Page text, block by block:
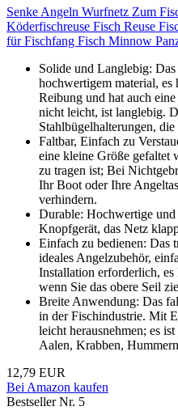
Senke Angeln Wurfnetz Zum
Köderfischreuse Fisch Reuse
für Fischfang Fisch Minnow
Solide und Langlebig: Das
hochwertigem material, es
Reibung und hat auch
nicht leicht, ist langlebig.
Stahlbügelhalterungen,
Faltbar, Einfach zu
eine kleine Größe gefaltet
zu tragen ist; Bei
Ihr Boot oder Ihre
verhindern.
Durable: Hochwertige
Knopfgerät, das Netz
Einfach zu bedienen: Das
ideales Angelzubehör,
Installation erforderlich,
wenn Sie das obere Seil
Breite Anwendung: Das
in der Fischindustrie. Mit
leicht herausnehmen; es
Aalen, Krabben,
12,79 EUR
Bei Amazon kaufen
Bestseller Nr. 5